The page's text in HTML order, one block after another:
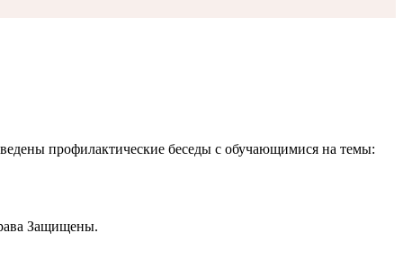
профилактические беседы с обучающимися на темы:
Защищены.